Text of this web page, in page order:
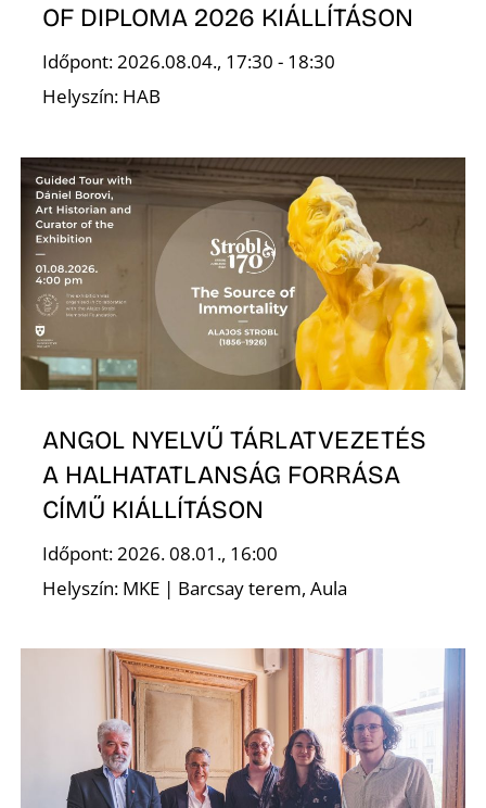
OF DIPLOMA 2026 KIÁLLÍTÁSON
Időpont: 2026.08.04., 17:30 - 18:30
Helyszín: HAB
ANGOL NYELVŰ TÁRLATVEZETÉS
A HALHATATLANSÁG FORRÁSA
CÍMŰ KIÁLLÍTÁSON
Időpont: 2026. 08.01., 16:00
Helyszín: MKE | Barcsay terem, Aula